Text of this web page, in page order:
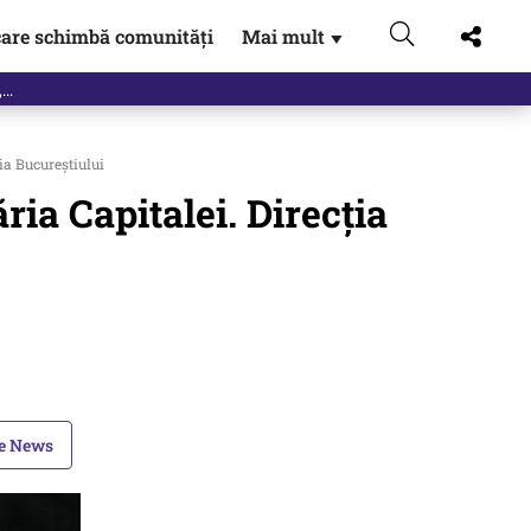
schimbă comunități Mai mult ▼
Bucureștiului
Capitalei. Direcția
News